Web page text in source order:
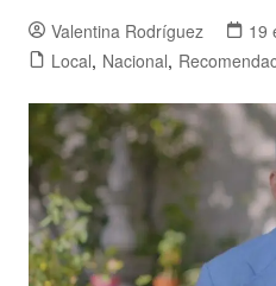
Valentina Rodríguez
19
Local, Nacional,